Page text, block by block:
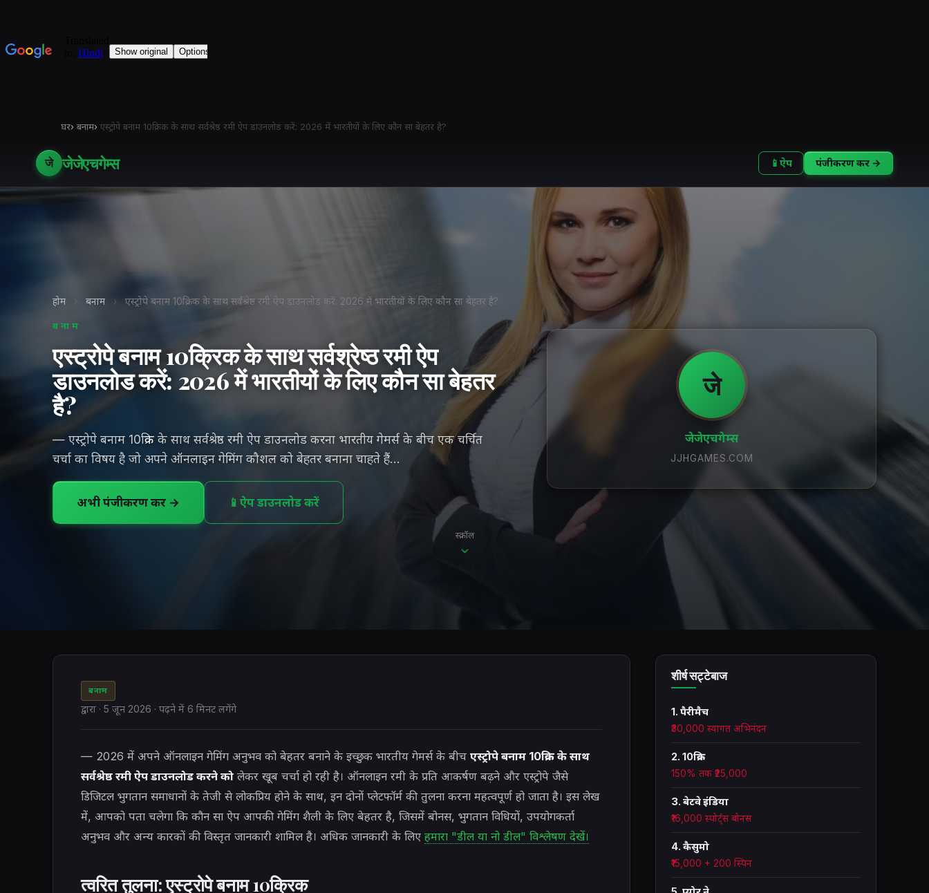
घर› बनाम› एस्ट्रोपे बनाम 10क्रिक के साथ सर्वश्रेष्ठ रमी ऐप डाउनलोड करें: 2026 में भारतीयों के लिए कौन सा बेहतर है?
जे जेजेएचगेम्स 📱 ऐप पंजीकरण करें →
होम बनाम › एस्ट्रोपे बनाम 10क्रिक के साथ सर्वश्रेष्ठ रमी ऐप डाउनलोड करें: 2026 में भारतीयों के लिए कौन सा बेहतर है?
बनाम
एस्ट्रोपे बनाम 10क्रिक के साथ सर्वश्रेष्ठ रमी ऐप
डाउनलोड करें: 2026 में भारतीयों के लिए कौन सा बेहतर
है?
— एस्ट्रोपे बनाम 10क्रिक के साथ सर्वश्रेष्ठ रमी ऐप डाउनलोड करना भारतीय गेमर्स के बीच एक चर्चित
चर्चा का विषय है जो अपने ऑनलाइन गेमिंग कौशल को बेहतर बनाना चाहते हैं…
अभी पंजीकरण करें → 📱 ऐप डाउनलोड करें
जे
जेजेएचगेम्स
JJHGAMES.COM
स्क्रॉल
बनाम
द्वारा · 5 जून 2026 · पढ़ने में 6 मिनट लगेंगे
— 2026 में अपने ऑनलाइन गेमिंग अनुभव को बेहतर बनाने के इच्छुक भारतीय गेमर्स के बीच एस्ट्रोपे बनाम 10क्रिक के साथ
सर्वश्रेष्ठ रमी ऐप डाउनलोड करने को लेकर खूब चर्चा हो रही है। ऑनलाइन रमी के प्रति आकर्षण बढ़ने और एस्ट्रोपे जैसे
डिजिटल भुगतान समाधानों के तेजी से लोकप्रिय होने के साथ, इन दोनों प्लेटफॉर्म की तुलना करना महत्वपूर्ण हो जाता है। इस लेख
में, आपको पता चलेगा कि कौन सा ऐप आपकी गेमिंग शैली के लिए बेहतर है, जिसमें बोनस, भुगतान विधियों, उपयोगकर्ता
अनुभव और अन्य कारकों की विस्तृत जानकारी शामिल है। अधिक जानकारी के लिए हमारा "डील या नो डील" विश्लेषण देखें।
त्वरित तुलना: एस्ट्रोपे बनाम 10क्रिक
शीर्ष सट्टेबाज
1. पैरीमैच
₹30,000 स्वागत अभिनंदन
2. 10क्रिक
150% तक ₹25,000
3. बेटवे इंडिया
₹16,000 स्पोर्ट्स बोनस
4. कैसुमो
₹15,000 + 200 स्पिन